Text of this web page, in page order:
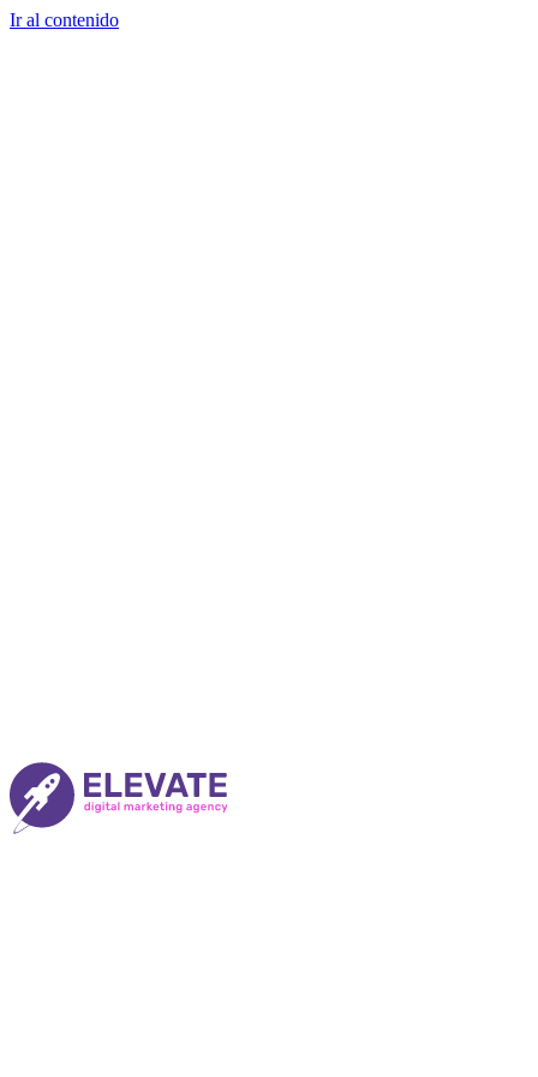
Ir al contenido